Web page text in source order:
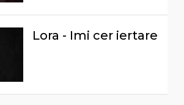
Lora - Imi cer iertare